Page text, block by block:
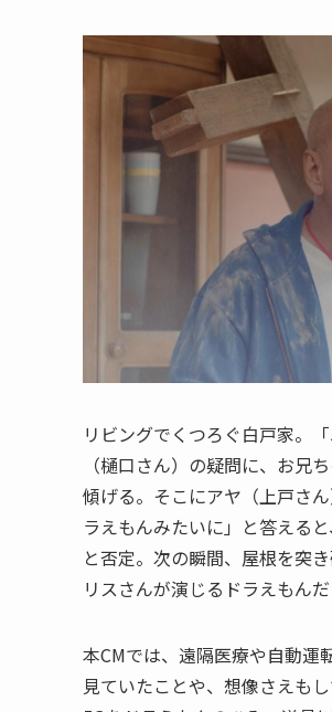
リビングでくつろぐ白戸家。
（樋口さん）の疑問に、お兄
傾げる。そこにアヤ（上戸さ
ラえもんみたいに」と答える
と否定。次の瞬間、屋根を突
リスさんが演じるドラえもん
本CMでは、遠隔医療や自動運
見ていたことや、想像さえも